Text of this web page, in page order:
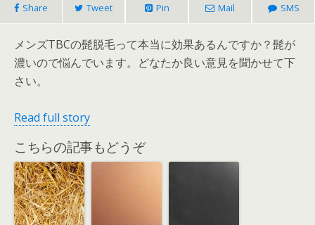
Share Tweet Pin Mail SMS
メンズTBCの髭脱毛って本当に効果あるんですか？髭が
濃いので悩んでいます。どなたか良い意見を聞かせて下
さい。
Read full story
こちらの記事もどうぞ